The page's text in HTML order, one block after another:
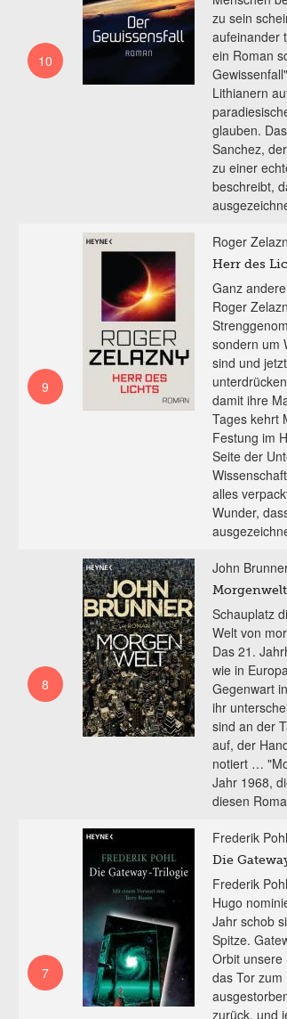
10
zu sein
aufeinander
ein Roman
Lithianern
glauben.
Sanchez,
zu einer
beschreibt,
9
Roger
Herr des
Ganz
Roger
sondern um
sind und
damit ihre
Tages kehrt
Festung im
Seite der
alles
Wunder,
8
John
Morgenwelt
Schauplatz
Welt von
Das 21.
wie in
Gegenwart
ihr
sind an der
auf, der
notiert …
Jahr 1968,
diesen
7
Frederik Pohl
Die
Frederik
Hugo
Jahr schob
Spitze.
Orbit unsere
das Tor
zurück, und